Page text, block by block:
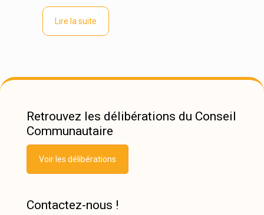
Lire la suite
Retrouvez les délibérations du Conseil
Communautaire
Voir les délibérations
Contactez-nous !